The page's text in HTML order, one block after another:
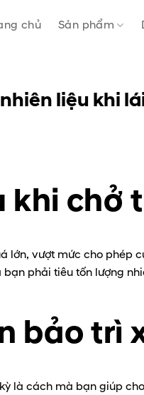
chủ Sản phẩm
liệu khi
khi chở
lớn, vượt mức cho
phải tiêu tốn lượng
bảo trì
là cách mà bạn giúp